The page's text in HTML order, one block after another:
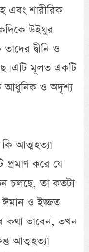
এবং শারীরিক
উইঘুর
দ্বীনি ও
এটি মূলত একটি
আধুনিক ও অদৃশ্য
আত্মহত্যা
প্রমাণ করে যে
চলছে, তা কতটা
ঈমান ও ইজ্জত
কথা ভাবেন, তখন
আত্মহত্যা